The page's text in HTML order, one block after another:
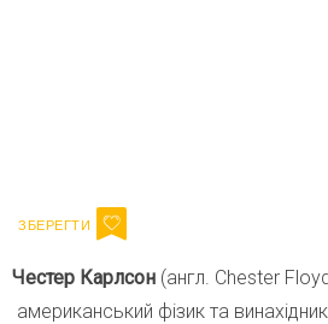
Честер Карлсон (англ. Chester
американський фізик та